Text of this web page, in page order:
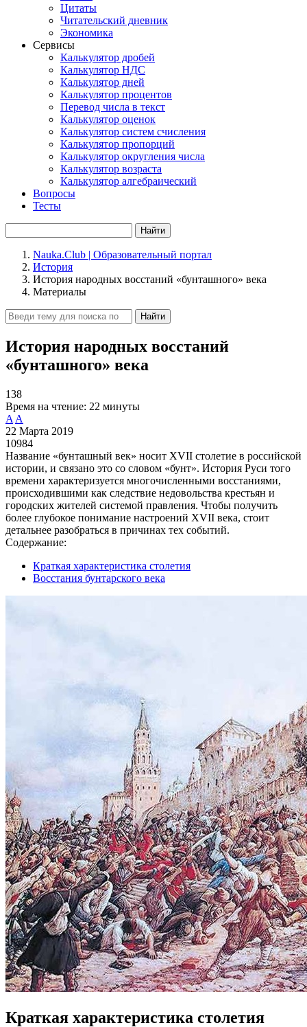
Цитаты
Читательский дневник
Экономика
Сервисы
Калькулятор дробей
Калькулятор НДС
Калькулятор дней
Калькулятор процентов
Перевод числа в текст
Калькулятор оценок
Калькулятор систем счисления
Калькулятор пропорций
Калькулятор округления числа
Калькулятор возраста
Калькулятор алгебраический
Вопросы
Тесты
Найти
Nauka.Club | Образовательный портал
История
История народных восстаний «бунташного» века
Материалы
Найти
История народных восстаний
«бунташного» века
138
Время на чтение: 22 минуты
A A
22 Марта 2019
10984
Название «бунташный век» носит XVII столетие в российской
истории, и связано это со словом «бунт». История Руси того
времени характеризуется многочисленными восстаниями,
происходившими как следствие недовольства крестьян и
городских жителей системой правления. Чтобы получить
более глубокое понимание настроений XVII века, стоит
детальнее разобраться в причинах тех событий.
Содержание:
Краткая характеристика столетия
Восстания бунтарского века
Краткая характеристика столетия